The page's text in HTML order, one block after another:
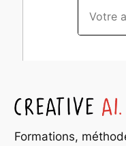
Formations,